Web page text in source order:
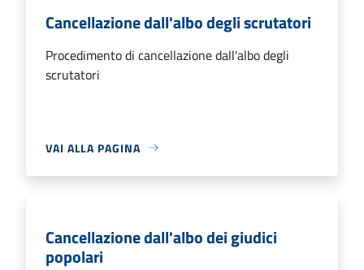
Cancellazione dall'albo degli scrutatori
Procedimento di cancellazione dall'albo degli
scrutatori
VAI ALLA PAGINA
Cancellazione dall'albo dei giudici
popolari